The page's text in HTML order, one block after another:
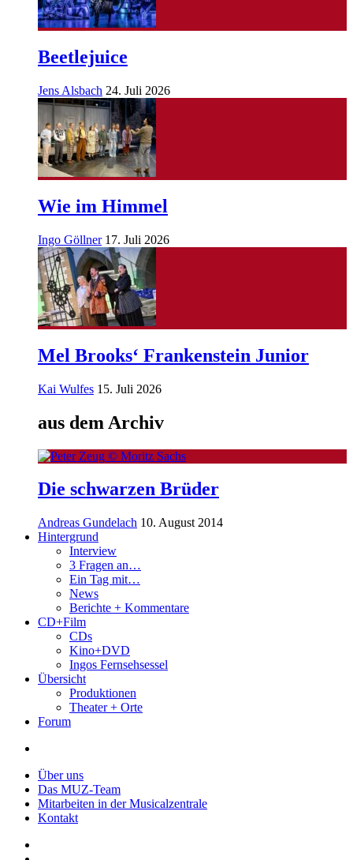
Beetlejuice
Jens Alsbach 24. Juli 2026
Wie im Himmel
Ingo Göllner 17. Juli 2026
Mel Brooks‘ Frankenstein Junior
Kai Wulfes 15. Juli 2026
aus dem Archiv
Die schwarzen Brüder
Andreas Gundelach 10. August 2014
Hintergrund
Interview
3 Fragen an…
Ein Tag mit…
News
Berichte + Kommentare
CD+Film
CDs
Kino+DVD
Ingos Fernsehsessel
Übersicht
Produktionen
Theater + Orte
Forum
Über uns
Das MUZ-Team
Mitarbeiten in der Musicalzentrale
Kontakt